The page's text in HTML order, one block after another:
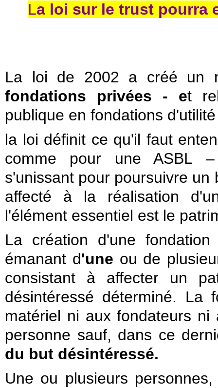
La loi sur le trust pourra
La loi de 2002 a créé un
fondations privées - et
publique en fondations
la loi définit ce qu'il faut
comme pour une ASBL
s'unissant pour poursuivre
affecté à la réalisation
l'élément essentiel est le
La création d'une
émanant d'une ou de
consistant à affecter un
désintéressé déterminé. La
matériel ni aux fondateurs
personne sauf, dans ce
du but désintéressé.
Une ou plusieurs